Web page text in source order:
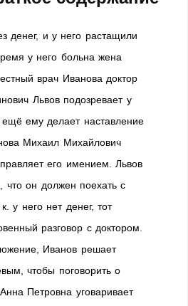
денег, и у него растащили
у него больна жена
врач Иванова доктор
Львов подозревает у
ещё ему делает наставление
Михаил Михайлович
его имением. Львов
что он должен поехать с
у него нет денег, тот
разговор с доктором.
Иванов решает
чтобы поговорить о
Петровна уговаривает